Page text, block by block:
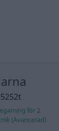
för 2
(Avancerad)